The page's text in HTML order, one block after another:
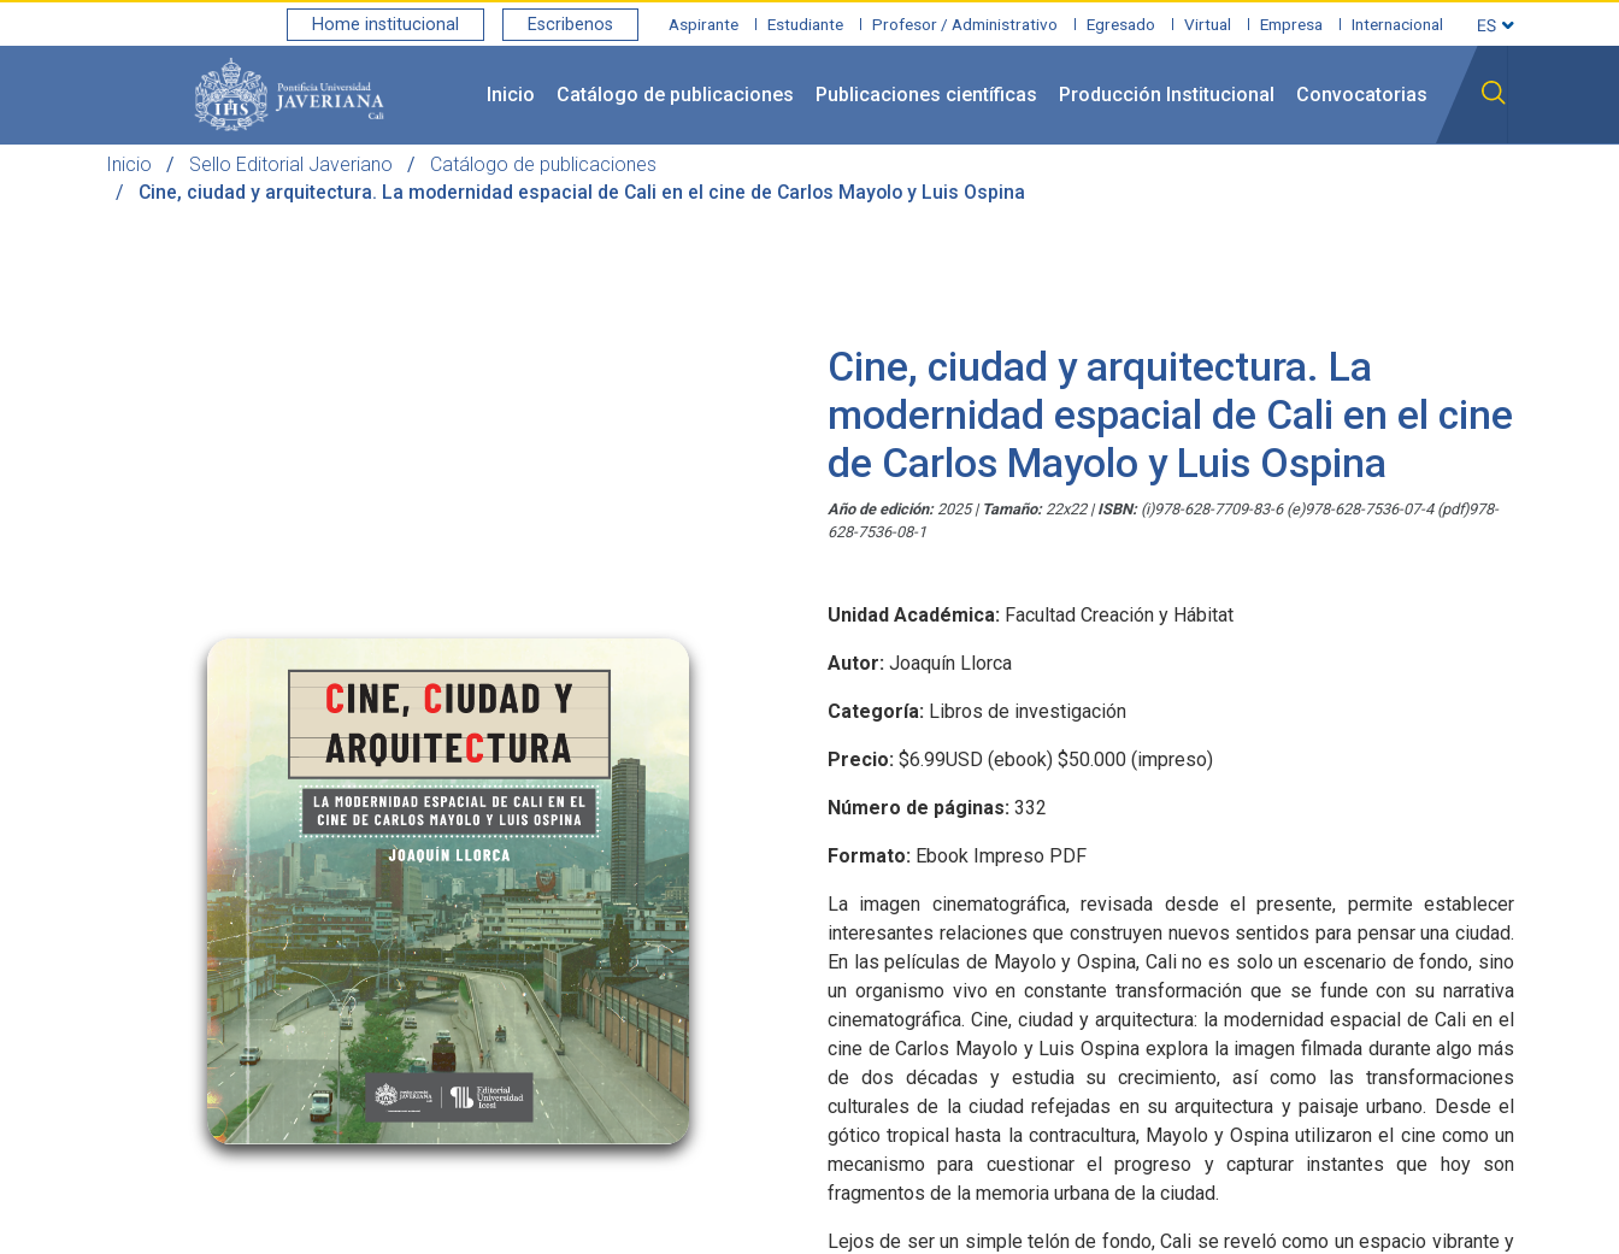
Saltar al contenido principal
Inicio Sello Editorial Javeriano
Catálogo de publicaciones
Cine, ciudad y arquitectura. La modernidad espacial de Cali en el cine de Carlos Mayolo y Luis Ospina
Aspirante Estudiante Profesor / Administrativo Egresado Virtual Empresa Internacional
Home institucional Escribenos
Inicio Catálogo de publicaciones Publicaciones científicas Producción Institucional Convocatorias
Cine, ciudad y arquitectura. La
modernidad espacial de Cali en el cine
de Carlos Mayolo y Luis Ospina
Año de edición: 2025| Tamaño: 22x22 |ISBN: (i)978-628-7709-83-6 (e)978-628-7536-07-4 (pdf)978-
628-7536-08-1
Unidad Académica: Facultad Creación y Hábitat
Autor: Joaquín Llorca
Categoría: Libros de investigación
Precio: $6.99USD (ebook) $50.000 (impreso)
Número de páginas: 332
Formato: Ebook Impreso PDF
La imagen cinematográfica, revisada desde el presente, permite establecer
interesantes relaciones que construyen nuevos sentidos para pensar una ciudad.
En las películas de Mayolo y Ospina, Cali no es solo un escenario de fondo, sino
un organismo vivo en constante transformación que se funde con su narrativa
cinematográfica. Cine, ciudad y arquitectura: la modernidad espacial de Cali en el
cine de Carlos Mayolo y Luis Ospina explora la imagen filmada durante algo más
de dos décadas y estudia su crecimiento, así como las transformaciones
culturales de la ciudad refejadas en su arquitectura y paisaje urbano. Desde el
gótico tropical hasta la contracultura, Mayolo y Ospina utilizaron el cine como un
mecanismo para cuestionar el progreso y capturar instantes que hoy son
fragmentos de la memoria urbana de la ciudad.
Lejos de ser un simple telón de fondo, Cali se reveló como un espacio vibrante y